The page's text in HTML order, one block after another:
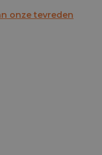
onze tevreden